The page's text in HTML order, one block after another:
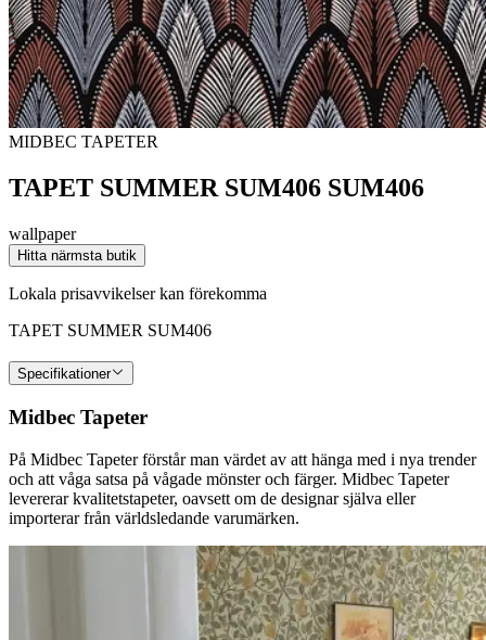
MIDBEC TAPETER
TAPET SUMMER SUM406 SUM406
wallpaper
Hitta närmsta butik
Lokala prisavvikelser kan förekomma
TAPET SUMMER SUM406
Specifikationer
Midbec Tapeter
På Midbec Tapeter förstår man värdet av att hänga med i nya trender
och att våga satsa på vågade mönster och färger. Midbec Tapeter
levererar kvalitetstapeter, oavsett om de designar själva eller
importerar från världsledande varumärken.